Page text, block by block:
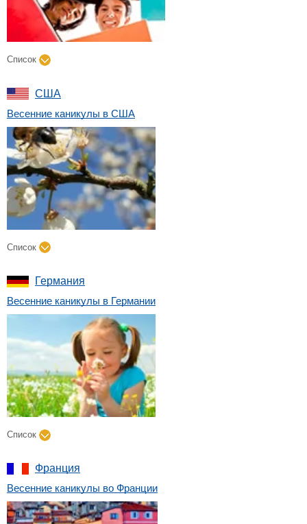
Список
США
Весенние каникулы в США
Список
Германия
Весенние каникулы в Германии
Список
Франция
Весенние каникулы во Франции